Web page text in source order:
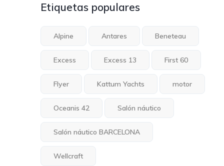
Etiquetas populares
Alpine Antares Beneteau
Excess Excess 13 First 60
Flyer Kattum Yachts motor
Oceanis 42 Salón náutico
Salón náutico BARCELONA
Wellcraft